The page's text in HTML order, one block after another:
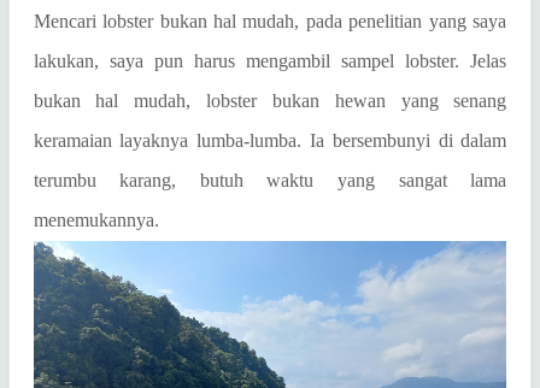
Mencari lobster bukan hal mudah, pada penelitian yang saya
lakukan, saya pun harus mengambil sampel lobster. Jelas
bukan hal mudah, lobster bukan hewan yang senang
keramaian layaknya lumba-lumba. Ia bersembunyi di dalam
terumbu karang, butuh waktu yang sangat lama
menemukannya.